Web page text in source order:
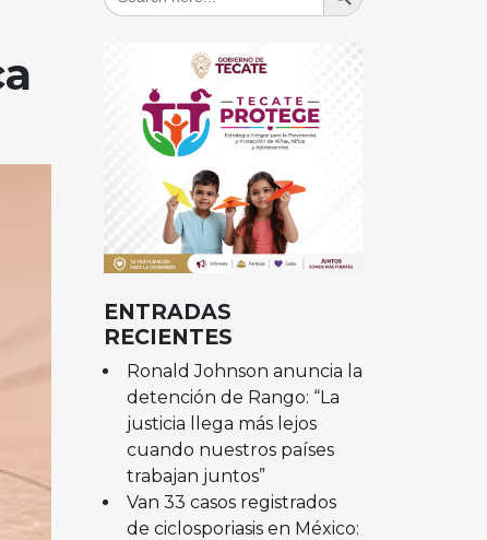
ENTRADAS
RECIENTES
Ronald Johnson anuncia la
detención de Rango: “La
justicia llega más lejos
cuando nuestros países
trabajan juntos”
Van 33 casos registrados
de ciclosporiasis en México: